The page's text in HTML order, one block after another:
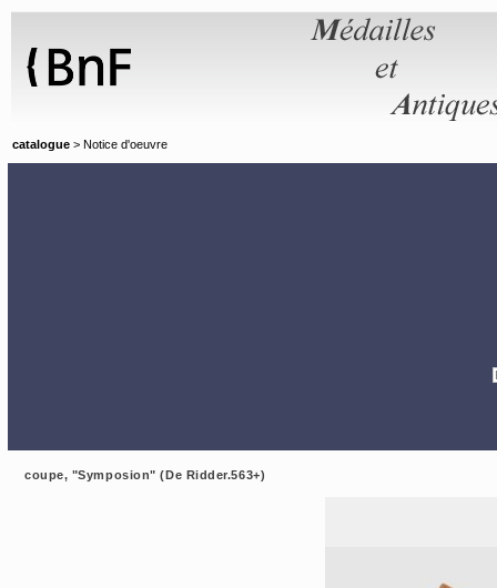
catalogue > Notice d'oeuvre
coupe, "Symposion" (De Ridder.563+)